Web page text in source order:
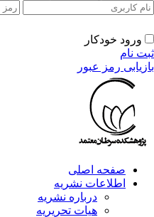
ورود خودکار
نام
رمز عبور
صفحه اصلی
اطلاعات نشریه
درباره نشریه
هیات تحریریه